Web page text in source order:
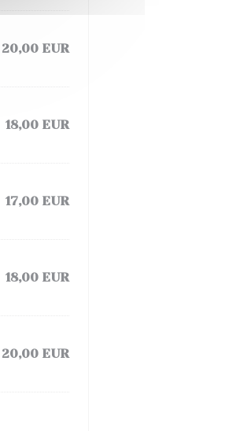
20,00 EUR
18,00 EUR
17,00 EUR
18,00 EUR
20,00 EUR